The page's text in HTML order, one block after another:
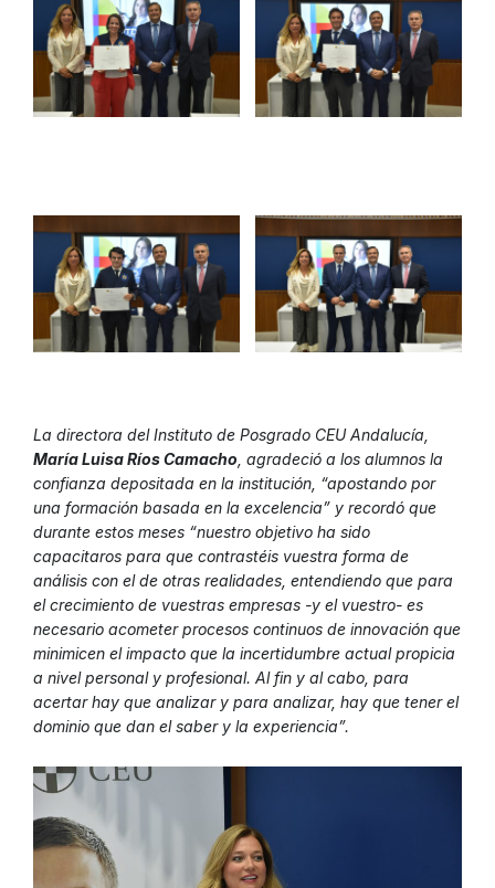
La directora del Instituto de Posgrado CEU Andalucía,
María Luisa Ríos Camacho , agradeció a los alumnos la
confianza depositada en la institución, “apostando por
una formación basada en la excelencia” y recordó que
durante estos meses “nuestro objetivo ha sido
capacitaros para que contrastéis vuestra forma de
análisis con el de otras realidades, entendiendo que para
el crecimiento de vuestras empresas -y el vuestro- es
necesario acometer procesos continuos de innovación que
minimicen el impacto que la incertidumbre actual propicia
a nivel personal y profesional. Al fin y al cabo, para
acertar hay que analizar y para analizar, hay que tener el
dominio que dan el saber y la experiencia”.